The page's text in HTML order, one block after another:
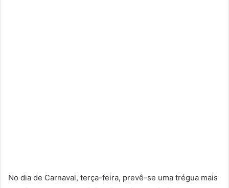
No dia de Carnaval, terça-feira, prevê-se uma trégua mais